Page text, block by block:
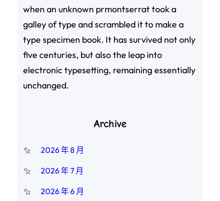
when an unknown prmontserrat took a
galley of type and scrambled it to make a
type specimen book. It has survived not only
five centuries, but also the leap into
electronic typesetting, remaining essentially
unchanged.
Archive
2026 年 8 月
2026 年 7 月
2026 年 6 月